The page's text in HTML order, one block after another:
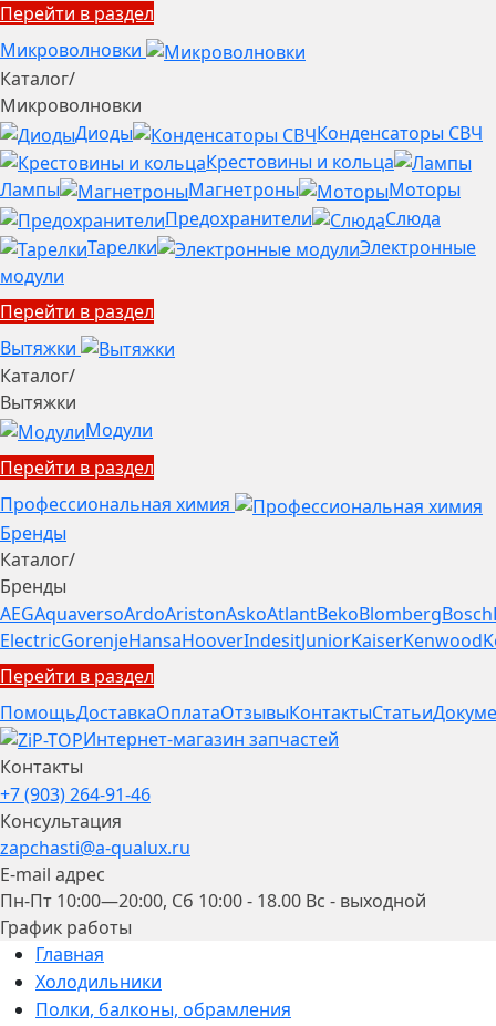
Перейти в раздел
Микроволновки
Каталог/
Микроволновки
Диоды
Конденсаторы СВЧ
Крестовины и кольца
Лампы
Магнетроны
Моторы
Предохранители
Слюда
Тарелки
Электронные
модули
Перейти в раздел
Вытяжки
Каталог/
Вытяжки
Модули
Перейти в раздел
Профессиональная химия
Бренды
Каталог/
Бренды
AEGAquaversoArdoAristonAskoAtlantBekoBlombergBosch
ElectricGorenjeHansaHooverIndesitJuniorKaiserKenwood
Перейти в раздел
ПомощьДоставкаОплатаОтзывыКонтактыСтатьи
Интернет-магазин запчастей
Контакты
+7 (903) 264-91-46
Консультация
zapchasti@a-qualux.ru
E-mail адрес
Пн-Пт 10:00—20:00, Сб 10:00 - 18.00 Вс - выходной
График работы
Главная
Холодильники
Полки, балконы, обрамления